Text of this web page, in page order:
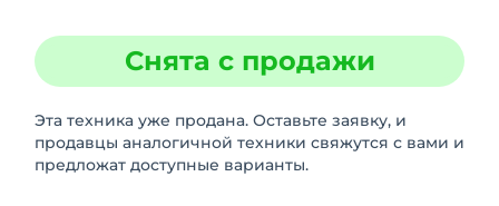
Снята с продажи
Эта техника уже продана. Оставьте заявку, и
продавцы аналогичной техники свяжутся с вами и
предложат доступные варианты.